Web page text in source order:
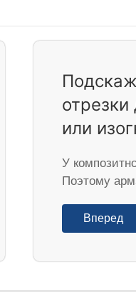
или
У
Поэтому
Вперед